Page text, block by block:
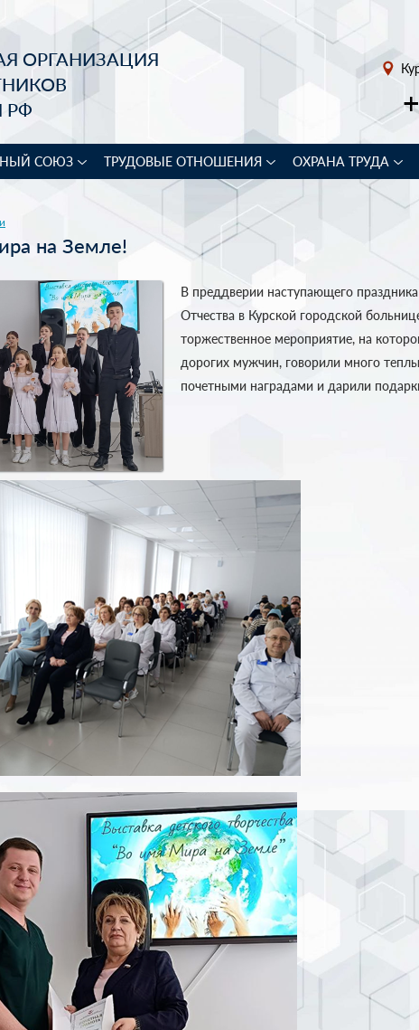
ОРГАНИЗАЦИЯ
РФ
СОЮЗ ТРУДОВЫЕ ОТНОШЕНИЯ ОХРАНА ТРУДА
на Земле!
В преддверии наступающего
Отчества в Курской городской
торжественное мероприятие, на
дорогих мужчин, говорили много
почетными наградами и дарили